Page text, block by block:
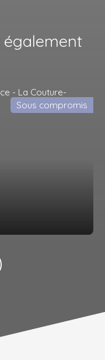
également
Sous compromis